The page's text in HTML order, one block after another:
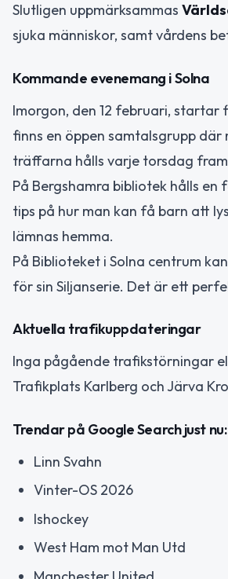
Slutligen uppmärksammas
sjuka människor, samt vårdens
Kommande evenemang i Solna
Imorgon, den 12 februari, startar
finns en öppen samtalsgrupp
träffarna hålls varje torsdag
På Bergshamra bibliotek hålls
tips på hur man kan få barn att
lämnas hemma.
På Biblioteket i Solna centrum
för sin Siljanserie. Det är ett
Aktuella trafikuppdateringar
Inga pågående trafikstörningar
Trafikplats Karlberg och Järva
Trendar på Google Search just nu:
Linn Svahn
Vinter-OS 2026
Ishockey
West Ham mot Man Utd